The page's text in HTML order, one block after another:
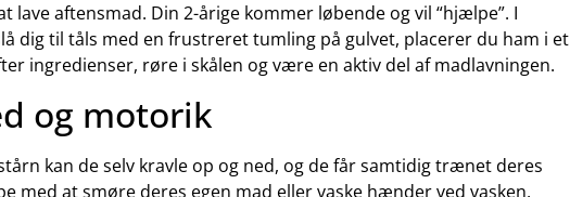
lave aftensmad. Din 2-årige kommer løbende og vil “hjælpe”. I
dig til tåls med en frustreret tumling på gulvet, placerer du ham i et
ingredienser, røre i skålen og være en aktiv del af madlavningen.
og motorik
kan de selv kravle op og ned, og de får samtidig trænet deres
med at smøre deres egen mad eller vaske hænder ved vasken,